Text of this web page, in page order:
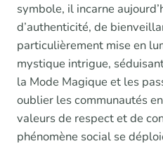
symbole, il incarne
d’authenticité, de
particulièrement mise en
mystique intrigue,
la Mode Magique et les
oublier les communautés
valeurs de respect et de
phénomène social se